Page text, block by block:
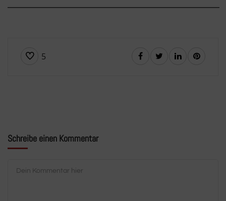
5
Schreibe einen Kommentar